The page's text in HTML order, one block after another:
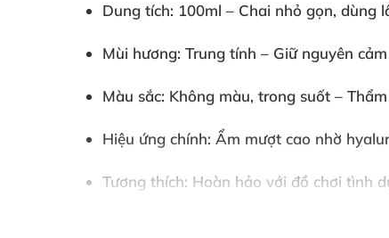
Dung tích: 100ml – Chai nhỏ gọn, dùng
Mùi hương: Trung tính – Giữ nguyên
Màu sắc: Không màu, trong suốt –
Hiệu ứng chính: Ẩm mượt cao nhờ
Tương thích: Hoàn hảo với đồ chơi tình
: Nước, glycerin,